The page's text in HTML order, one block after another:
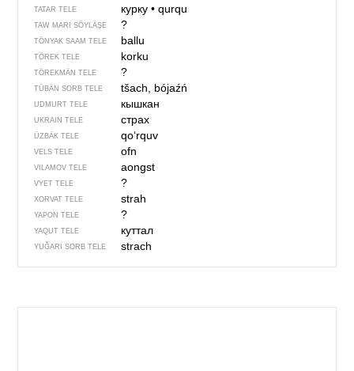
TATAR TELE курку• qurqu
TAW MARI SÖYLÄŞE ?
TÖNYAK SAAM TELE ballu
TÖREK TELE korku
TÖREKMÄN TELE ?
TÜBÄN SORB TELE tšach, bójaźń
UDMURT TELE кышкан
UKRAIN TELE страх
ÜZBÄK TELE qoʻrquv
VELS TELE ofn
VILAMOV TELE aongst
VYET TELE ?
XORVAT TELE strah
YAPON TELE ?
YAQUT TELE куттал
YUĞARI SORB TELE strach